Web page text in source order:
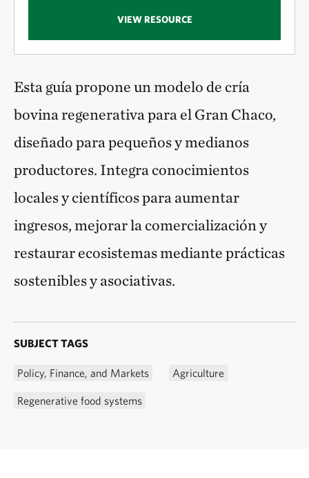
VIEW RESOURCE
Esta guía propone un modelo de cría
bovina regenerativa para el Gran Chaco,
diseñado para pequeños y medianos
productores. Integra conocimientos
locales y científicos para aumentar
ingresos, mejorar la comercialización y
restaurar ecosistemas mediante prácticas
sostenibles y asociativas.
SUBJECT TAGS
Policy, Finance, and Markets Agriculture
Regenerative food systems